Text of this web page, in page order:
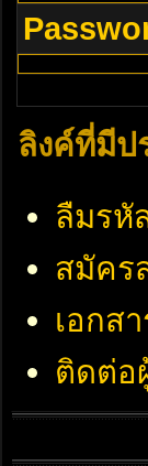
ลิงค์ที่มีป
ลืมรหั
สมัคร
เอกส
ติดต่อ